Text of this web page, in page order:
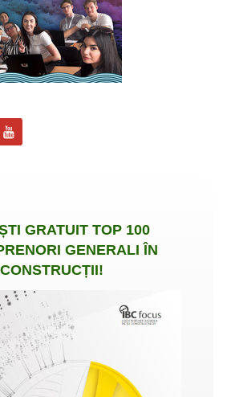
GRATUIT TOP 100
GENERALI ÎN
CONSTRUCȚII!